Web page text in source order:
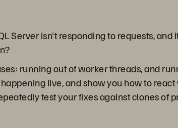
Server isn't responding to requests,
running out of worker threads, and
live, and show you how to
test your fixes against clones of